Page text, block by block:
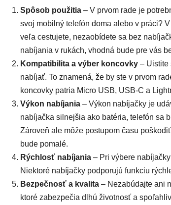
Spôsob použitia – V prvom rade je
svoj mobilný telefón doma alebo v práci?
veľa cestujete, nezaobídete sa bez
nabíjania v rukách, vhodná bude pre vás
Kompatibilita a výber koncovky – Uistite
nabíjať. To znamená, že by ste v prvom
koncovky patria Micro USB, USB-C a
Výkon nabíjania – Výkon nabíjačky je
nabíjačka silnejšia ako batéria, telefón sa
Zároveň ale môže postupom času
bude pomalé.
Rýchlosť nabíjania – Pri výbere
Niektoré nabíjačky podporujú funkciu
Bezpečnosť a kvalita – Nezabúdajte ani
ktoré zabezpečia dlhú životnosť a